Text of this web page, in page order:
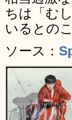
ちは「む
いるとの
ソース：